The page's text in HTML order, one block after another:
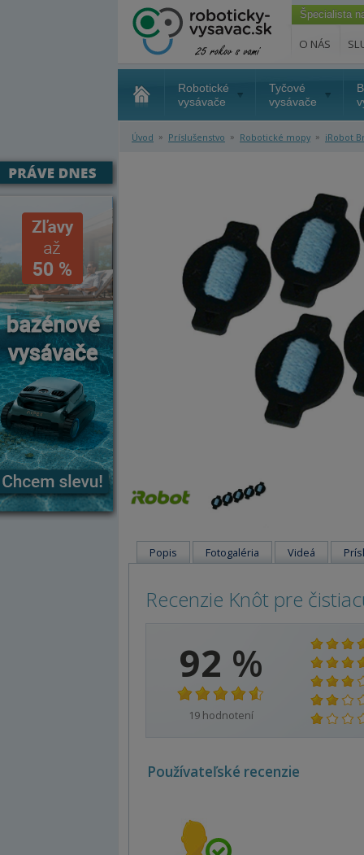
Špecialista
O NÁS
Robotické
vysávače
Tyčové
vysávače
Úvod » Príslušenstvo » Robotické mopy » iRobot
Popis Fotogaléria Videá
Recenzie Knôt pre
92 %
19 hodnotení
Používateľské recenzie